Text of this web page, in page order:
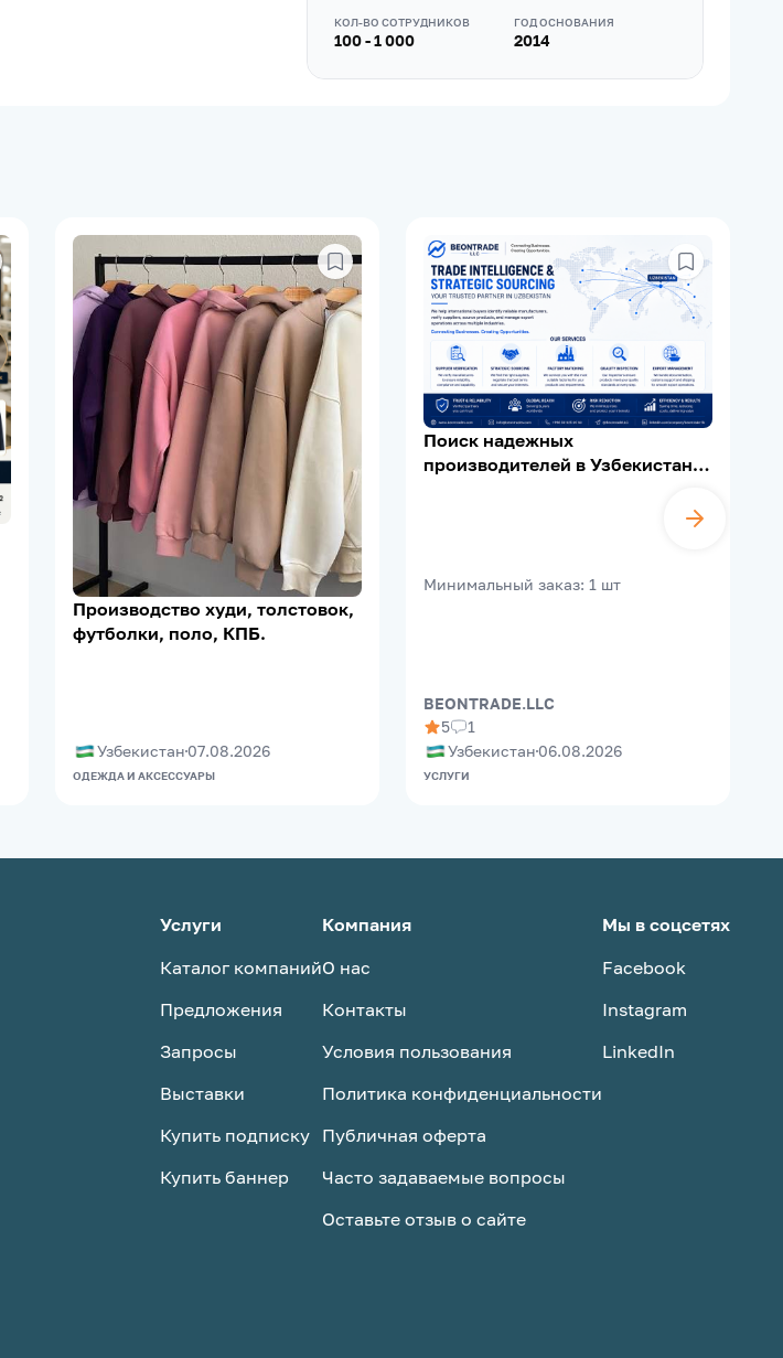
КОЛ-ВО СОТРУДНИКОВ
100 - 1 000
ГОД ОСНОВАНИЯ
2014
Производство худи, толстовок,
футболки, поло, КПБ.
Узбекистан 07.08.2026
ОДЕЖДА И АКСЕССУАРЫ
Поиск надежных
производителей в Узбекистане |
Минимальный заказ: 1 шт
BEONTRADE.LLC
5
1
Узбекистан 06.08.2026
УСЛУГИ
Услуги
Каталог компаний
Предложения
Запросы
Выставки
Купить подписку
Купить баннер
Компания
О нас
Контакты
Условия пользования
Политика конфиденциальности
Публичная оферта
Часто задаваемые вопросы
Оставьте отзыв о сайте
Мы в соцсетях
Facebook
Instagram
LinkedIn